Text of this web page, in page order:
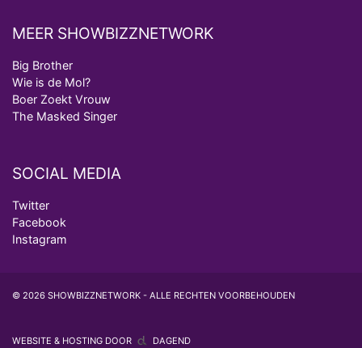
MEER SHOWBIZZNETWORK
Big Brother
Wie is de Mol?
Boer Zoekt Vrouw
The Masked Singer
SOCIAL MEDIA
Twitter
Facebook
Instagram
© 2026 SHOWBIZZNETWORK - ALLE RECHTEN VOORBEHOUDEN
WEBSITE & HOSTING DOOR DAGEND